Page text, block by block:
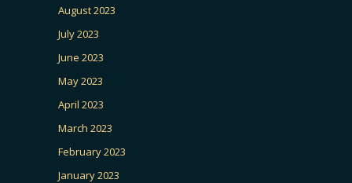
August 2023
July 2023
June 2023
May 2023
April 2023
March 2023
February 2023
January 2023